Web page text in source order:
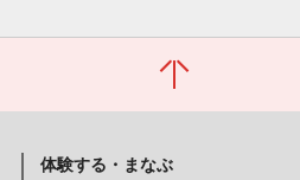
体験する・まなぶ